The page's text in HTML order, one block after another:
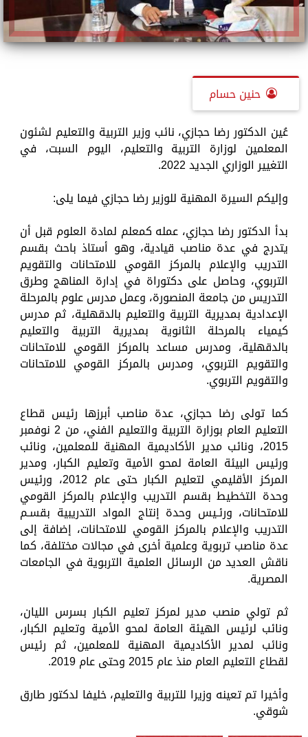
حنين حسام
عُين الدكتور رضا حجازي، نائب وزير التربية والتعليم لشئون
المعلمين لوزارة التربية والتعليم، اليوم السبت، في
التغيير الوزاري الجديد 2022.
وإليكم السيرة المهنية للوزير رضا حجازي فيما يلى:
بدأ الدكتور رضا حجازي، عمله كمعلم لمادة العلوم قبل أن
يتدرج في عدة مناصب قيادية، وهو أستاذ باحث بقسم
التدريب والإعلام بالمركز القومي للامتحانات والتقويم
التربوي، وحاصل على دكتوراة في إدارة المناهج وطرق
التدريس من جامعة المنصورة، وعمل مدرس علوم بالمرحلة
الإعدادية بمديرية التربية والتعليم بالدقهلية، ثم مدرس
كيمياء بالمرحلة الثانوية بمديرية التربية والتعليم
بالدقهلية، ومدرس مساعد بالمركز القومي للامتحانات
والتقويم التربوي، ومدرس بالمركز القومي للامتحانات
والتقويم التربوي.
كما تولى رضا حجازي، عدة مناصب أبرزها رئيس قطاع
التعليم العام بوزارة التربية والتعليم الفني، من 2 نوفمبر
2015، ونائب مدير الأكاديمية المهنية للمعلمين، ونائب
ورئيس البيئة العامة لمحو الأمية وتعليم الكبار، ومدير
المركز الأقليمي لتعليم الكبار حتى عام 2012، ورئيس
وحدة التخطيط بقسم التدريب والإعلام بالمركز القومي
للامتحانات، ورئـيس وحدة إنتاج المواد التدريبية بقسـم
التدريب والإعلام بالمركز القومي للامتحانات، إضافة إلى
عدة مناصب تربوية وعلمية أخرى في مجالات مختلفة، كما
ناقش العديد من الرسائل العلمية التربوية في الجامعات
المصرية.
ثم تولي منصب مدير لمركز تعليم الكبار بسرس الليان،
ونائب لرئيس الهيئة العامة لمحو الأمية وتعليم الكبار،
ونائب لمدير الأكاديمية المهنية للمعلمين، ثم رئيس
لقطاع التعليم العام منذ عام 2015 وحتى عام 2019.
وأخيرا تم تعينه وزيرا للتربية والتعليم، خليفا لدكتور طارق
شوقي.